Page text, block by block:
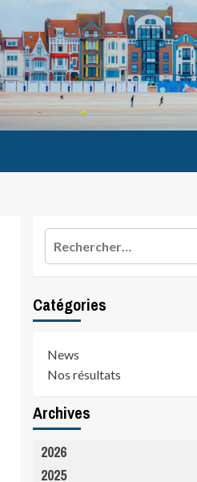
Catégories
News
Nos résultats
Archives
2026
2025